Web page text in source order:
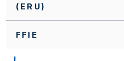
(ERU)
FFIE